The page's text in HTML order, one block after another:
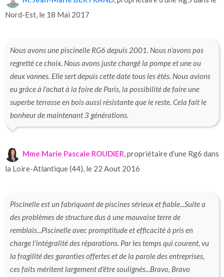
Nord-Est, le 18 Mai 2017
Nous avons une piscinelle RG6 depuis 2001. Nous n'avons pas
regretté ce choix. Nous avons juste changé la pompe et une ou
deux vannes. Elle sert depuis cette date tous les étés. Nous avions
eu grâce à l'achat à la foire de Paris, la possibilité de faire une
superbe terrasse en bois aussi résistante que le reste. Cela fait le
bonheur de maintenant 3 générations.
Mme Marie Pascale ROUDIER, propriétaire d’une Rg6 dans
la Loire-Atlantique (44), le 22 Aout 2016
Piscinelle est un fabriquant de piscines sérieux et fiable...Suite a
des problèmes de structure dus à une mauvaise terre de
remblais...Piscinelle avec promptitude et efficacité à pris en
charge l'intégralité des réparations. Par les temps qui courent, vu
la fragilité des garanties offertes et de la parole des entreprises,
ces faits méritent largement d'être soulignés...Bravo, Bravo